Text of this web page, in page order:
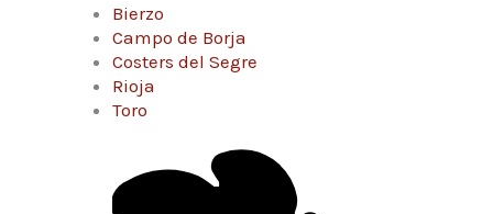
Bierzo
Campo de Borja
Costers del Segre
Rioja
Toro